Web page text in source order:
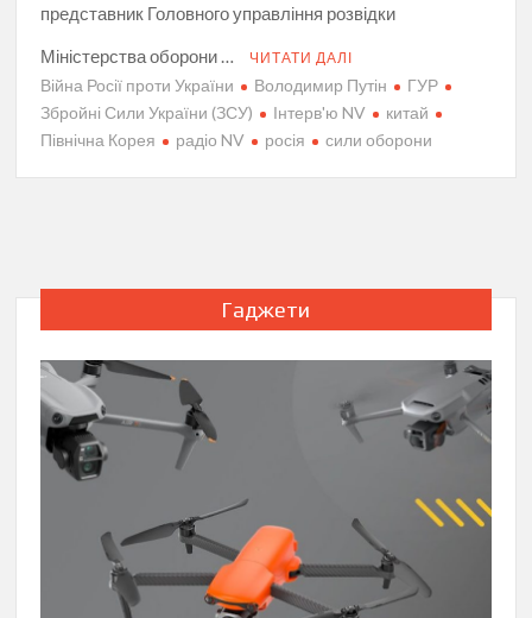
представник Головного управління розвідки
Міністерства оборони …
ЧИТАТИ ДАЛІ
Війна Росії проти України Володимир Путін
ГУР
Збройні Сили України (ЗСУ)
Інтерв'ю NV
китай
Північна Корея
радіо NV росія сили оборони
Гаджети